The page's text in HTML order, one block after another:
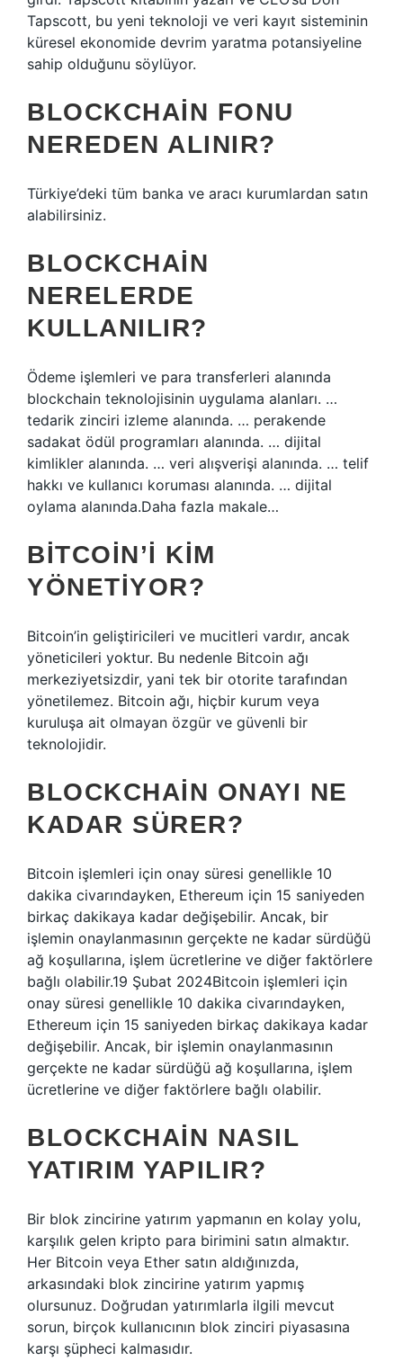
Tapscott, bu yeni teknoloji ve veri kayıt sisteminin
küresel ekonomide devrim yaratma potansiyeline
sahip olduğunu söylüyor.
BLOCKCHAIN FONU
NEREDEN ALINIR?
Türkiye’deki tüm banka ve aracı kurumlardan satın
alabilirsiniz.
BLOCKCHAIN
NERELERDE
KULLANILIR?
Ödeme işlemleri ve para transferleri alanında
blockchain teknolojisinin uygulama alanları. …
tedarik zinciri izleme alanında. … perakende
sadakat ödül programları alanında. … dijital
kimlikler alanında. … veri alışverişi alanında. … telif
hakkı ve kullanıcı koruması alanında. … dijital
oylama alanında.Daha fazla makale…
BITCOIN’I KIM
YÖNETIYOR?
Bitcoin’in geliştiricileri ve mucitleri vardır, ancak
yöneticileri yoktur. Bu nedenle Bitcoin ağı
merkeziyetsizdir, yani tek bir otorite tarafından
yönetilemez. Bitcoin ağı, hiçbir kurum veya
kuruluşa ait olmayan özgür ve güvenli bir
teknolojidir.
BLOCKCHAIN ONAYI NE
KADAR SÜRER?
Bitcoin işlemleri için onay süresi genellikle 10
dakika civarındayken, Ethereum için 15 saniyeden
birkaç dakikaya kadar değişebilir. Ancak, bir
işlemin onaylanmasının gerçekte ne kadar sürdüğü
ağ koşullarına, işlem ücretlerine ve diğer faktörlere
bağlı olabilir.19 Şubat 2024Bitcoin işlemleri için
onay süresi genellikle 10 dakika civarındayken,
Ethereum için 15 saniyeden birkaç dakikaya kadar
değişebilir. Ancak, bir işlemin onaylanmasının
gerçekte ne kadar sürdüğü ağ koşullarına, işlem
ücretlerine ve diğer faktörlere bağlı olabilir.
BLOCKCHAIN NASIL
YATIRIM YAPILIR?
Bir blok zincirine yatırım yapmanın en kolay yolu,
karşılık gelen kripto para birimini satın almaktır.
Her Bitcoin veya Ether satın aldığınızda,
arkasındaki blok zincirine yatırım yapmış
olursunuz. Doğrudan yatırımlarla ilgili mevcut
sorun, birçok kullanıcının blok zinciri piyasasına
karşı şüpheci kalmasıdır.